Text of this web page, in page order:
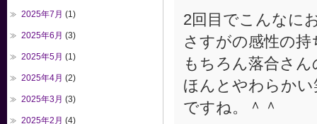
2回目でこんなに
さすがの感性の
もちろん落合さ
ほんとやわらか
ですね。＾＾
2025年7月 (1)
2025年6月 (3)
2025年5月 (1)
2025年4月 (2)
2025年3月 (3)
2025年2月 (4)